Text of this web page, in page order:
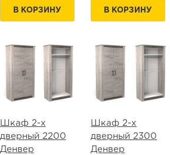
В КОРЗИНУ В КОРЗИНУ
Шкаф 2-х
дверный 2200
Денвер
Шкаф 2-х
дверный 2300
Денвер